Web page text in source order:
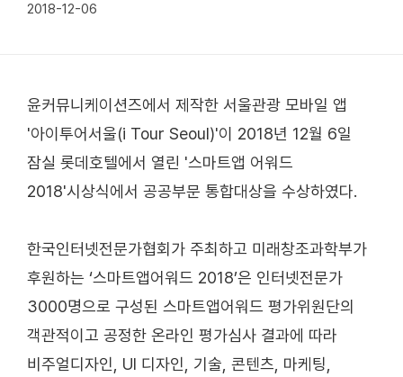
2018-12-06
윤커뮤니케이션즈에서 제작한 서울관광 모바일 앱
'아이투어서울(i Tour Seoul)'이 2018년 12월 6일
잠실 롯데호텔에서 열린 '스마트앱 어워드
2018'시상식에서 공공부문 통합대상을 수상하였다.
한국인터넷전문가협회가 주최하고 미래창조과학부가
후원하는 ‘스마트앱어워드 2018’은 인터넷전문가
3000명으로 구성된 스마트앱어워드 평가위원단의
객관적이고 공정한 온라인 평가심사 결과에 따라
비주얼디자인, UI 디자인, 기술, 콘텐츠, 마케팅,